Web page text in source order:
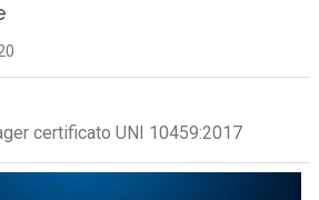
certificato UNI 10459:2017